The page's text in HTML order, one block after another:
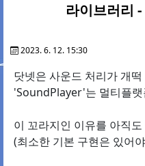
라이브러리
2023. 6. 12. 15:30
닷넷은 사운드 처리가 개
'SoundPlayer'는 멀티플
이 꼬라지인 이유를 아직
(최소한 기본 구현은 있어